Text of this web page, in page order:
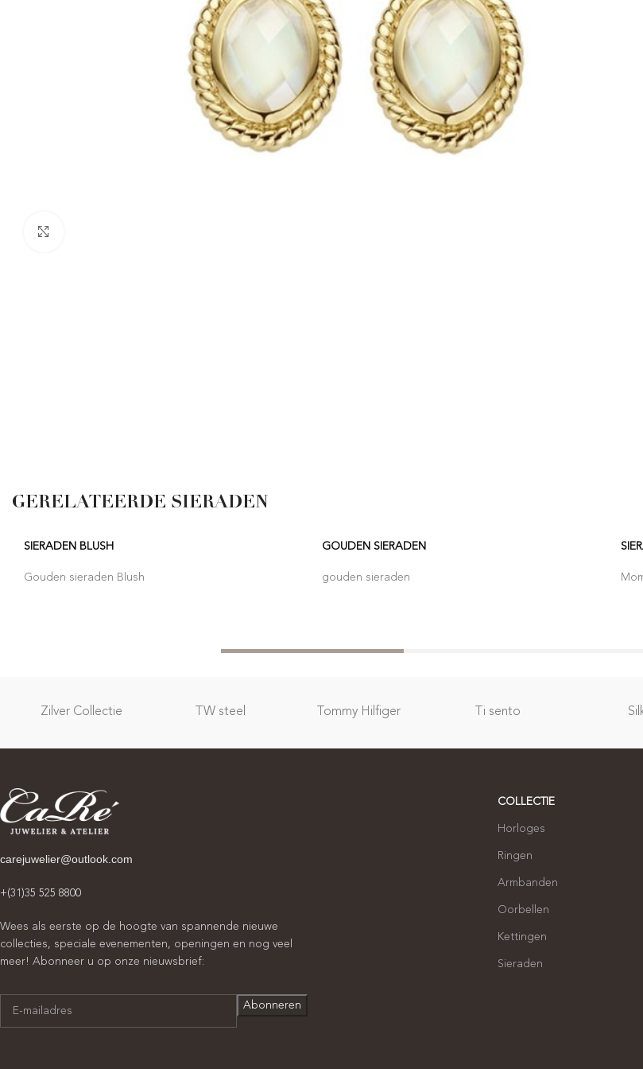
GERELATEERDE SIERADEN
SIERADEN BLUSH
Gouden sieraden Blush
GOUDEN SIERADEN
gouden sieraden
Zilver Collectie TW steel Tommy Hilfiger Ti sento
carejuwelier@outlook.com
+(31)35 525 8800
Wees als eerste op de hoogte van spannende nieuwe
collecties, speciale evenementen, openingen en nog veel
meer! Abonneer u op onze nieuwsbrief:
COLLECTIE
Horloges
Ringen
Armbanden
Oorbellen
Kettingen
Sieraden